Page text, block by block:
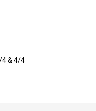
4 & 4/4